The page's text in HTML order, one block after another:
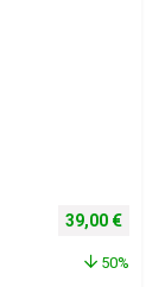
Izvorna
39,00 €
50%